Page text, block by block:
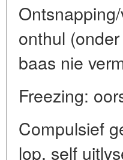
onthul
baas nie
Freezing:
Compulsief
lop, self